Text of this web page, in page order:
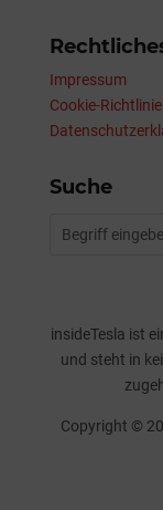
Impressum
Cookie-Richtlinie
Suche
insideTesla ist
und steht in
Copyright ©